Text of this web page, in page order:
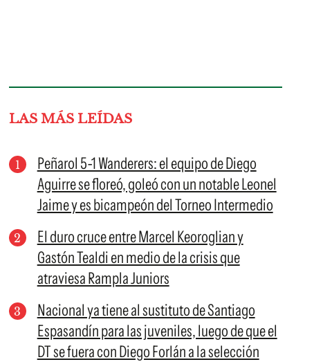
LAS MÁS LEÍDAS
Peñarol 5-1 Wanderers: el equipo de Diego
Aguirre se floreó, goleó con un notable Leonel
Jaime y es bicampeón del Torneo Intermedio
El duro cruce entre Marcel Keoroglian y
Gastón Tealdi en medio de la crisis que
atraviesa Rampla Juniors
Nacional ya tiene al sustituto de Santiago
Espasandín para las juveniles, luego de que el
DT se fuera con Diego Forlán a la selección